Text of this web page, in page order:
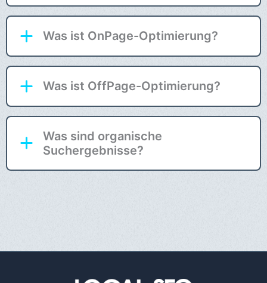
Was ist OnPage-Optimierung?
Was ist OffPage-Optimierung?
Was sind organische
Suchergebnisse?